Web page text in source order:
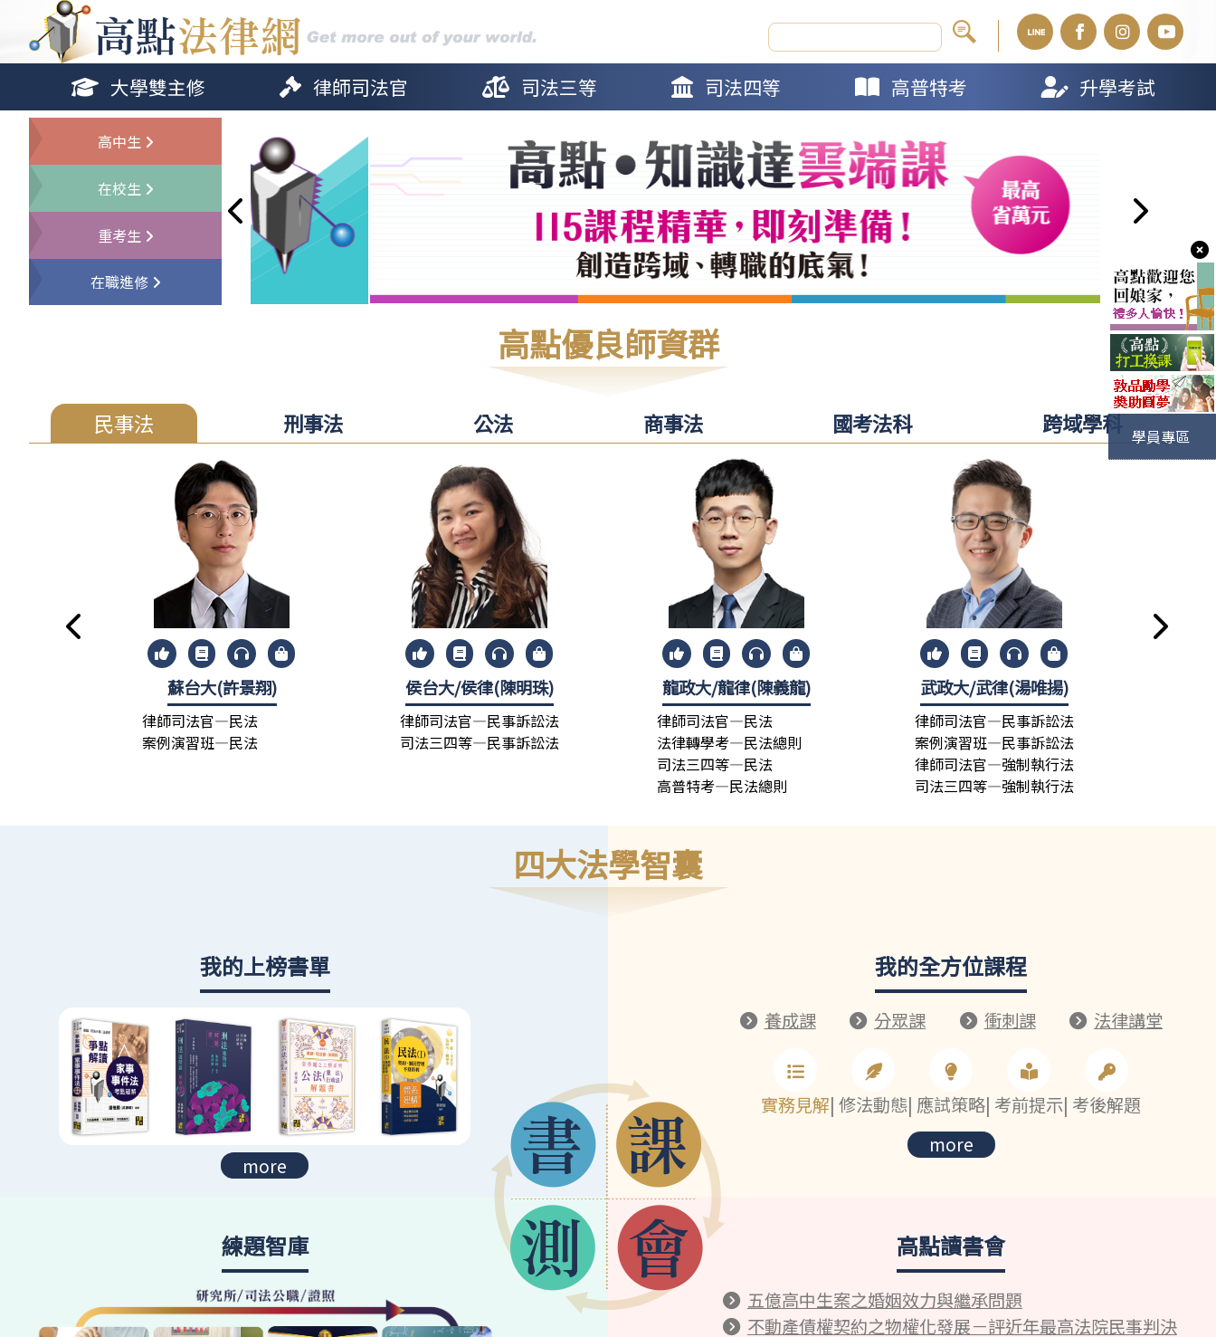
大學雙主修 律師司法官 司法三等 司法四等 高普特考 升學考試
高中生
在校生
重考生
在職進修
高點優良師資群
民事法 刑事法 公法 商事法 國考法科 跨域學科
蘇台大(許景翔)
律師司法官—民法
案例演習班—民法
侯台大/侯律(陳明珠)
律師司法官—民事訴訟法
司法三四等—民事訴訟法
龍政大/龍律(陳義龍)
律師司法官—民法
法律轉學考—民法總則
司法三四等—民法
高普特考—民法總則
武政大/武律(湯唯揚)
律師司法官—民事訴訟法
案例演習班—民事訴訟法
律師司法官—強制執行法
司法三四等—強制執行法
四大法學智囊
我的上榜書單
more
我的全方位課程
養成課 分眾課 衝刺課 法律講堂
實務見解|修法動態| 應試策略| 考前提示| 考後解題
more
練題智庫 高點讀書會
五億高中生案之婚姻效力與繼承問題
不動產債權契約之物權化發展－評近年最高法院民事判決
學員專區